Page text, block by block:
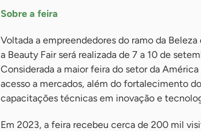
Sobre a feira
Voltada a empreendedores do ramo da
a Beauty Fair será realizada de 7 a 10 de
Considerada a maior feira do setor da
acesso a mercados, além do fortalecimento
capacitações técnicas em inovação e
Em 2023, a feira recebeu cerca de 200 mil